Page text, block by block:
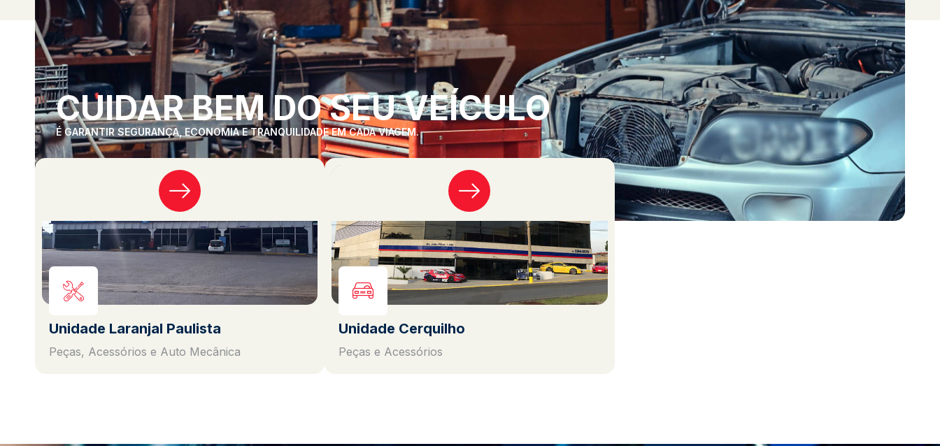
CUIDAR BEM DO SEU VEÍCULO
É GARANTIR SEGURANÇA, ECONOMIA E TRANQUILIDADE EM CADA VIAGEM.
Unidade Laranjal Paulista
Peças, Acessórios e Auto Mecânica
Unidade Cerquilho
Peças e Acessórios